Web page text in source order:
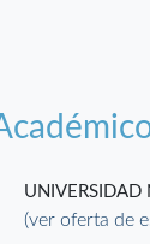
UNIVERSIDAD
(ver oferta de